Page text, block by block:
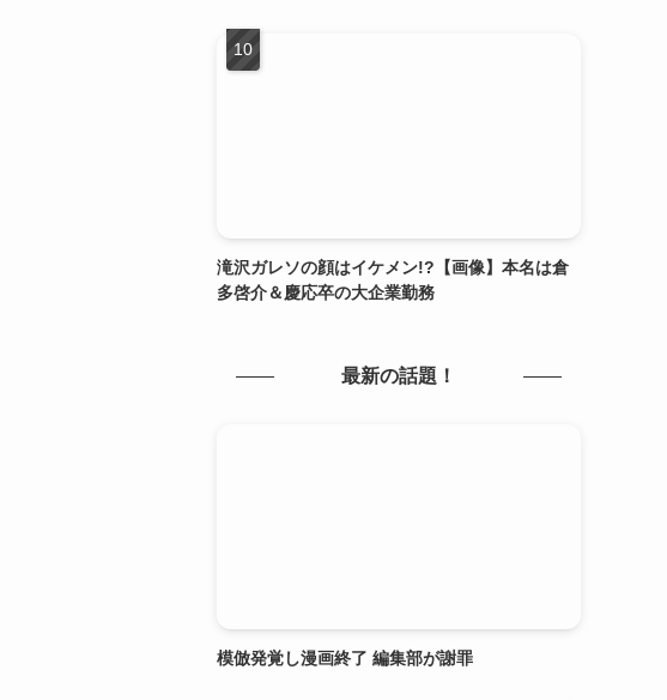
滝沢ガレソの顔はイケメン!?【画像】本名は倉
多啓介＆慶応卒の大企業勤務
最新の話題！
模倣発覚し漫画終了 編集部が謝罪